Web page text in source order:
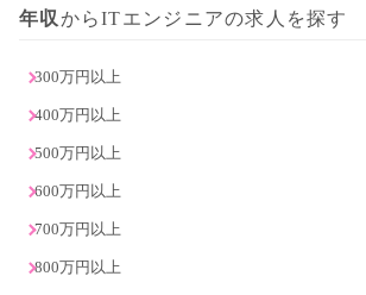
年収 からITエンジニアの求人を探す
300万円以上
400万円以上
500万円以上
600万円以上
700万円以上
800万円以上